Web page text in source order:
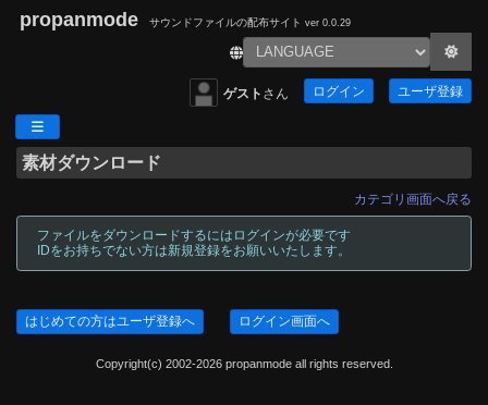
propanmode サウンドファイルの配布サイト ver 0.0.29
ゲスト さん ログイン ユーザ登録
素材ダウンロード
カテゴリ画面へ戻る
ファイルをダウンロードするにはログインが必要です
IDをお持ちでない方は新規登録をお願いいたします。
はじめての方はユーザ登録へ ログイン画面へ
Copyright(c) 2002-2026 propanmode all rights reserved.